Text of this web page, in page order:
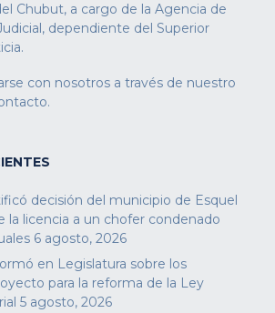
Chubut, a cargo de la Agencia de
dependiente del Superior
con nosotros a través de nuestro
.
decisión del municipio de Esquel
la licencia a un chofer condenado
6 agosto, 2026
en Legislatura sobre los
para la reforma de la Ley
5 agosto, 2026